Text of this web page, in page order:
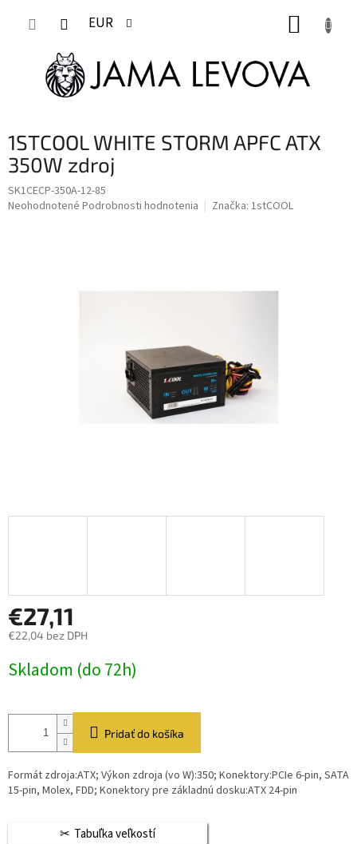
EUR
1STCOOL WHITE STORM APFC ATX
350W zdroj
SK1CECP-350A-12-85
Priemerné
Neohodnotené Podrobnosti hodnotenia Značka: 1stCOOL
€27,11
€22,04 bez DPH
cena:
Skladom (do 72h)
Pridať do košíka
Formát zdroja:ATX; Výkon zdroja (vo W):350; Konektory:PCIe 6-pin, SATA
15-pin, Molex, FDD; Konektory pre základnú dosku:ATX 24-pin
Tabuľka veľkostí